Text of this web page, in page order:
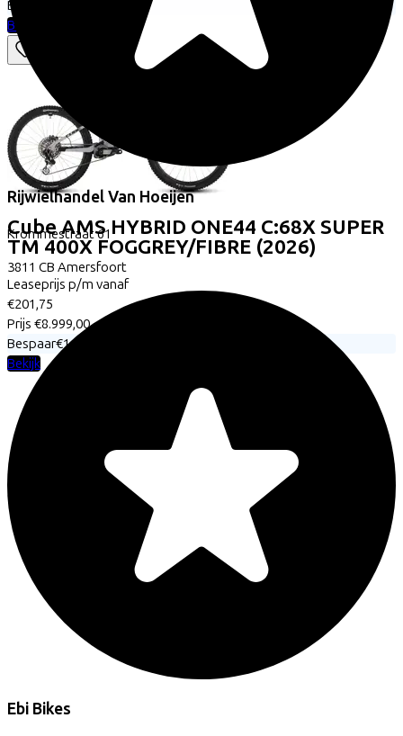
Rijwielhandel Van Hoeijen
Krommestraat 61
3811 CB Amersfoort
Ebi Bikes
Bespaar
Bekijk
CubeAMS HYBRID ONE44 C:68X SUPER
TM 400X FOGGREY/FIBRE (2026)
Leaseprijs p/m vanaf
€201,75
Prijs €8.999,00
Bespaar€1.396,55
Bekijk